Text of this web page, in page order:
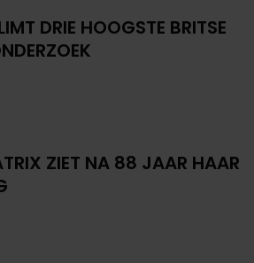
DRIE HOOGSTE BRITSE
ZIET NA 88 JAAR HAAR